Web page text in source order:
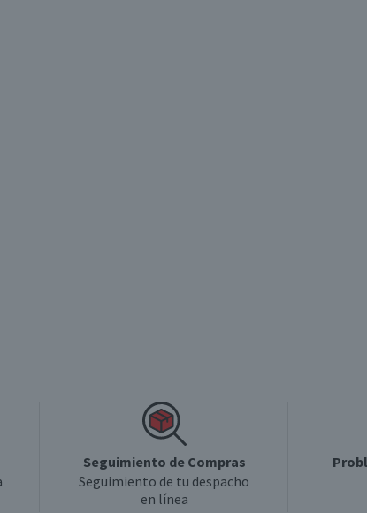
Seguimiento de Compras
Seguimiento de tu despacho
en línea